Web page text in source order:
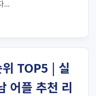
...
TOP5 | 실
어플 추천 리